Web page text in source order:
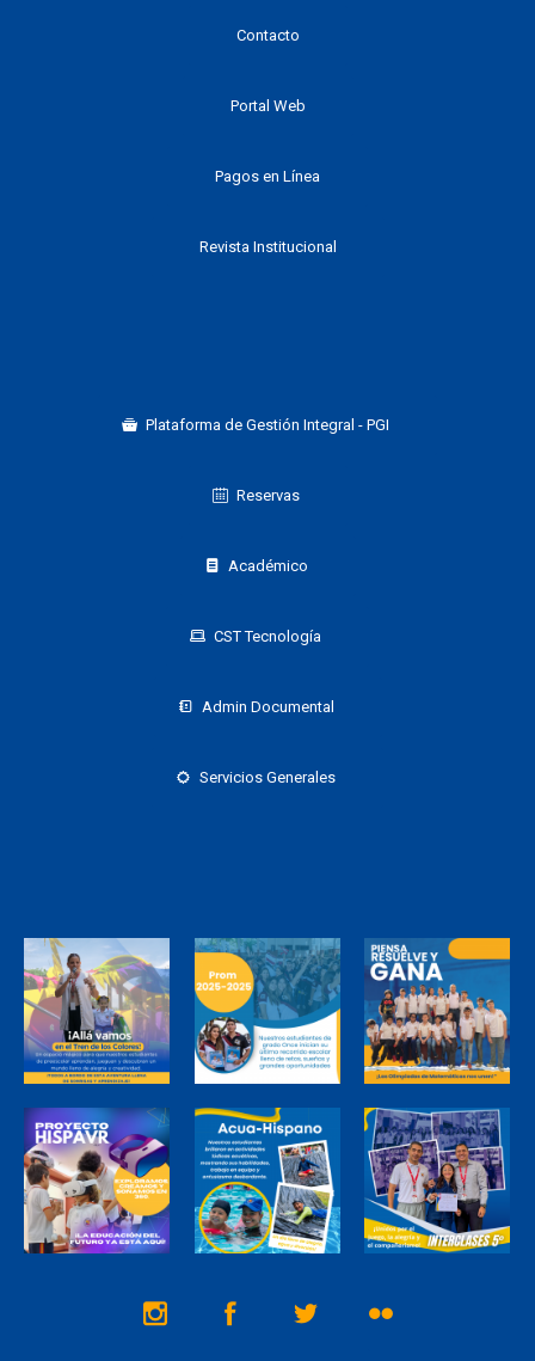
Contacto
Portal Web
Pagos en Línea
Revista Institucional
Plataforma de Gestión Integral - PGI
Reservas
Académico
CST Tecnología
Admin Documental
Servicios Generales